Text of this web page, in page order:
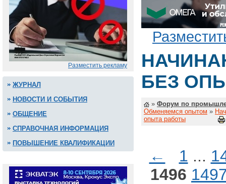
Разместить рекламу
ЖУРНАЛ
НОВОСТИ И СОБЫТИЯ
ОБЩЕНИЕ
СПРАВОЧНАЯ ИНФОРМАЦИЯ
ПОВЫШЕНИЕ КВАЛИФИКАЦИИ
БЕЗ
» Форум по
Обменяемся опытом »
опыта работы
← 1 ...
1496